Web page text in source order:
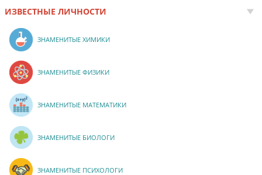
ИЗВЕСТНЫЕ ЛИЧНОСТИ
ЗНАМЕНИТЫЕ ХИМИКИ
ЗНАМЕНИТЫЕ ФИЗИКИ
ЗНАМЕНИТЫЕ МАТЕМАТИКИ
ЗНАМЕНИТЫЕ БИОЛОГИ
ЗНАМЕНИТЫЕ ПСИХОЛОГИ